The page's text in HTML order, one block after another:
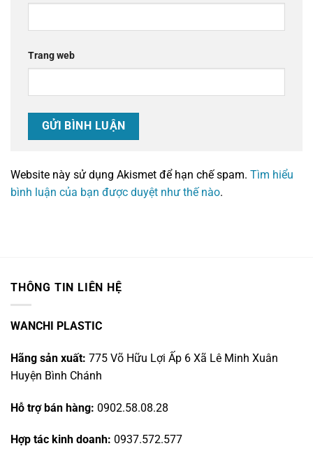
Trang web
Website này sử dụng Akismet để hạn chế spam. Tìm hiểu
bình luận của bạn được duyệt như thế nào.
THÔNG TIN LIÊN HỆ
WANCHI PLASTIC
Hãng sản xuất: 775 Võ Hữu Lợi Ấp 6 Xã Lê Minh Xuân
Huyện Bình Chánh
Hỗ trợ bán hàng: 0902.58.08.28
Hợp tác kinh doanh: 0937.572.577